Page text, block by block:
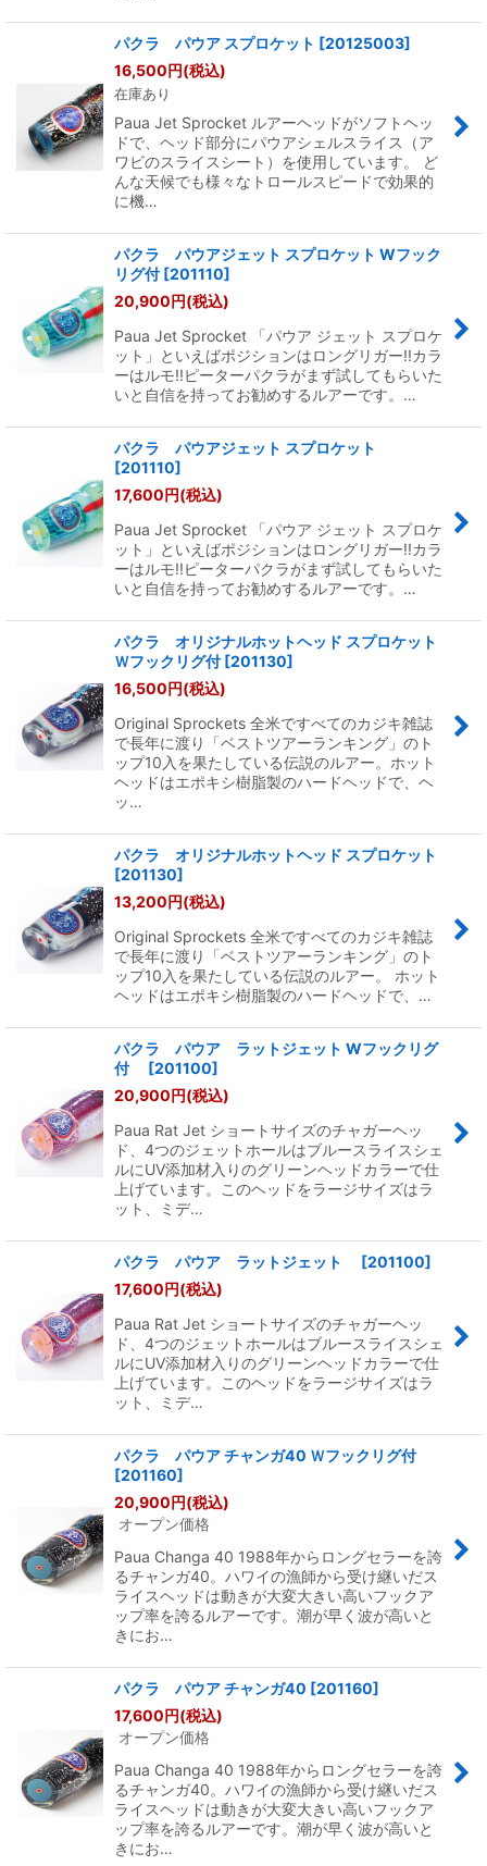
パクラ パウア スプロケット [20125003]
16,500円(税込)
在庫あり
Paua Jet Sprocket ルアーヘッドがソフトヘッ
ドで、ヘッド部分にパウアシェルスライス（ア
ワビのスライスシート）を使用しています。 ど
んな天候でも様々なトロールスピードで効果的
に機…
パクラ パウアジェット スプロケット Wフック
リグ付 [201110]
20,900円(税込)
Paua Jet Sprocket 「パウア ジェット スプロケ
ット」といえばポジションはロングリガー!!カラ
ーはルモ!!ピーターパクラがまず試してもらいた
いと自信を持ってお勧めするルアーです。…
パクラ パウアジェット スプロケット
[201110]
17,600円(税込)
Paua Jet Sprocket 「パウア ジェット スプロケ
ット」といえばポジションはロングリガー!!カラ
ーはルモ!!ピーターパクラがまず試してもらいた
いと自信を持ってお勧めするルアーです。…
パクラ オリジナルホットヘッド スプロケット
Ｗフックリグ付 [201130]
16,500円(税込)
Original Sprockets 全米ですべてのカジキ雑誌
で長年に渡り「ベストツアーランキング」のト
ップ10入を果たしている伝説のルアー。ホット
ヘッドはエポキシ樹脂製のハードヘッドで、ヘ
ッ…
パクラ オリジナルホットヘッド スプロケット
[201130]
13,200円(税込)
Original Sprockets 全米ですべてのカジキ雑誌
で長年に渡り「ベストツアーランキング」のト
ップ10入を果たしている伝説のルアー。 ホット
ヘッドはエポキシ樹脂製のハードヘッドで、…
パクラ パウア ラットジェット Wフックリグ
付
[201100]
20,900円(税込)
Paua Rat Jet ショートサイズのチャガーヘッ
ド、4つのジェットホールはブルースライスシェ
ルにUV添加材入りのグリーンヘッドカラーで仕
上げています。このヘッドをラージサイズはラ
ット、ミデ…
パクラ パウア ラットジェット [201100]
17,600円(税込)
Paua Rat Jet ショートサイズのチャガーヘッ
ド、4つのジェットホールはブルースライスシェ
ルにUV添加材入りのグリーンヘッドカラーで仕
上げています。このヘッドをラージサイズはラ
ット、ミデ…
パクラ パウア チャンガ40 Ｗフックリグ付
[201160]
20,900円(税込)
オープン価格
Paua Changa 40 1988年からロングセラーを誇
るチャンガ40。ハワイの漁師から受け継いだス
ライスヘッドは動きが大変大きい高いフックア
ップ率を誇るルアーです。潮が早く波が高いと
きにお…
パクラ パウア チャンガ40 [201160]
17,600円(税込)
オープン価格
Paua Changa 40 1988年からロングセラーを誇
るチャンガ40。ハワイの漁師から受け継いだス
ライスヘッドは動きが大変大きい高いフックア
ップ率を誇るルアーです。潮が早く波が高いと
きにお…